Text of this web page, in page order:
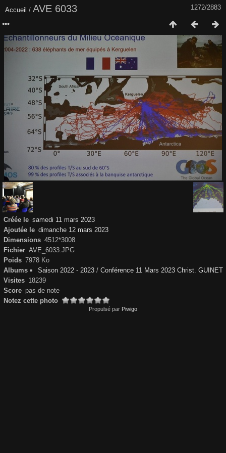
1272/2883
Accueil / AVE 6033
Créée le samedi 11 mars 2023
Ajoutée le dimanche 12 mars 2023
Dimensions 4512*3008
Fichier AVE_6033.JPG
Poids 7978 Ko
Albums
Saison 2022 - 2023/ Conférence 11 Mars 2023 Christ. GUINET
Visites 18239
Score pas de note
Notez cette photo
Propulsé par Piwigo